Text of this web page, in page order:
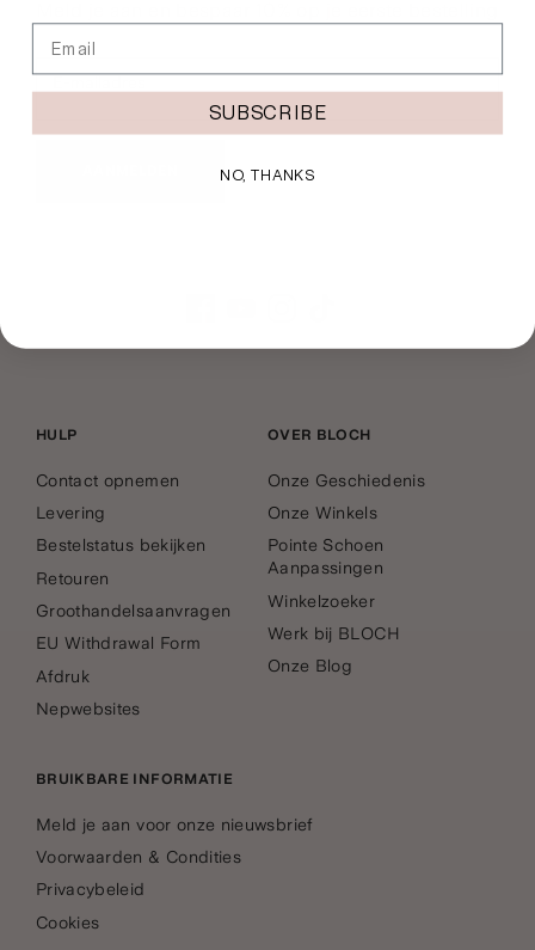
HULP
Contact opnemen
Levering
Bestelstatus bekijken
Retouren
Groothandelsaanvragen
EU Withdrawal Form
Afdruk
Nepwebsites
OVER BLOCH
Onze Geschiedenis
Onze Winkels
Pointe Schoen
Aanpassingen
Winkelzoeker
Werk bij BLOCH
Onze Blog
BRUIKBARE INFORMATIE
Meld je aan voor onze nieuwsbrief
Voorwaarden & Condities
Privacybeleid
Cookies
Email
SUBSCRIBE
NO, THANKS